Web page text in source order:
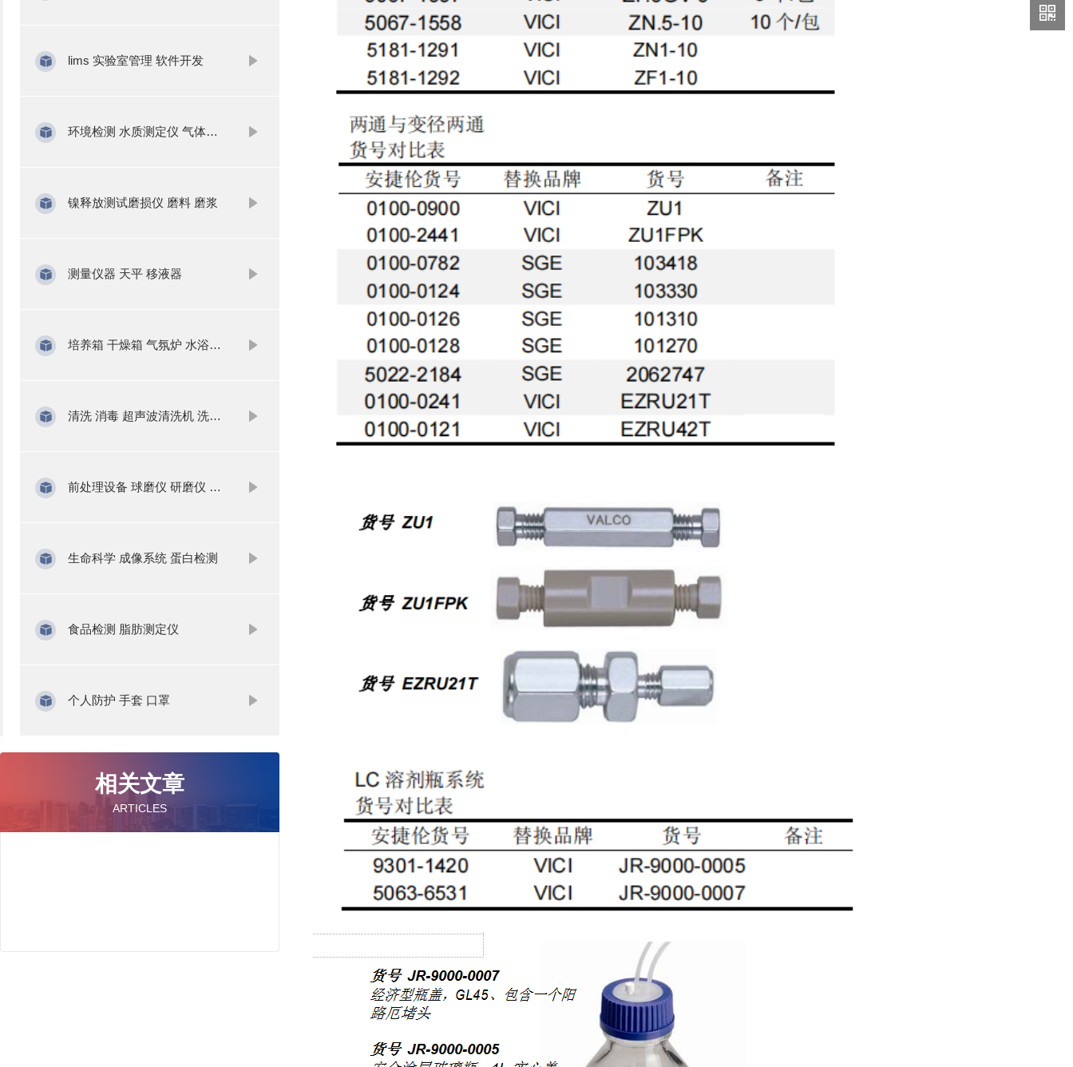
lims 实验室管理 软件开发
环境检测 水质测定仪 气体分析
镍释放测试磨损仪 磨料 磨浆
测量仪器 天平 移液器
培养箱 干燥箱 气氛炉 水浴锅 振荡器
清洗 消毒 超声波清洗机 洗瓶机
前处理设备 球磨仪 研磨仪 氮吹仪 固相萃取
生命科学 成像系统 蛋白检测
食品检测 脂肪测定仪
个人防护 手套 口罩
相关文章
ARTICLES